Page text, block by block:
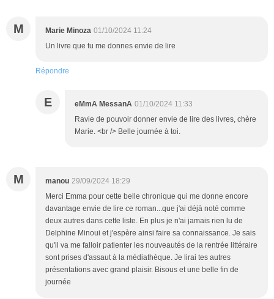
M Marie Minoza 01/10/2024 11:24
Un livre que tu me donnes envie de lire
Répondre
E eMmA MessanA 01/10/2024 11:33
Ravie de pouvoir donner envie de lire des livres, chère
Marie. <br /> Belle journée à toi.
M manou 29/09/2024 18:29
Merci Emma pour cette belle chronique qui me donne encore
davantage envie de lire ce roman...que j'ai déjà noté comme
deux autres dans cette liste. En plus je n'ai jamais rien lu de
Delphine Minoui et j'espère ainsi faire sa connaissance. Je sais
qu'il va me falloir patienter les nouveautés de la rentrée littéraire
sont prises d'assaut à la médiathèque. Je lirai tes autres
présentations avec grand plaisir. Bisous et une belle fin de
journée